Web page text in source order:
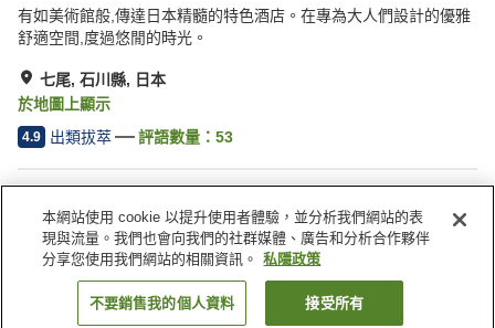
有如美術館般,傳達日本精髓的特色酒店。在專為大人們設計的優雅
舒適空間,度過悠閒的時光。
七尾, 石川縣, 日本
於地圖上顯示
4.9 出類拔萃 評語數量： 53
Wi-Fi
內有溫泉
桑拿
私人包場
日本 石川縣 七尾 加賀屋別邸松乃碧旅館
找客房
本網站使用 cookie 以提升使用者體驗，並分析我們網站的表
現與流量。我們也會向我們的社群媒體、廣告和分析合作夥伴
分享您使用我們網站的相關資訊。
私隱政策
不要銷售我的個人資料 接受所有